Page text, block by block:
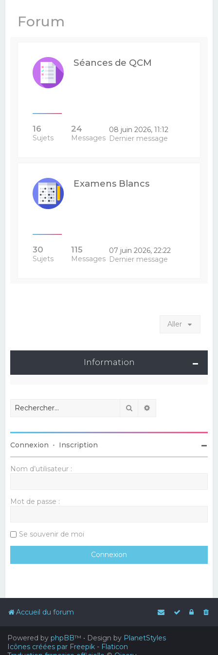
Forum
Séances de QCM
16
Sujets
24
Messages
08 juin 2026, 11:12
Dernier message
Examens Blancs
30
Sujets
115
Messages
07 juin 2026, 22:22
Dernier message
Aller
Information
Rechercher
Connexion • Inscription
Nom d’utilisateur :
Mot de passe :
Se souvenir de moi
Accueil du forum
Powered by phpBB™ • Design by PlanetStyles
Icônes créées par Freepik - Flaticon